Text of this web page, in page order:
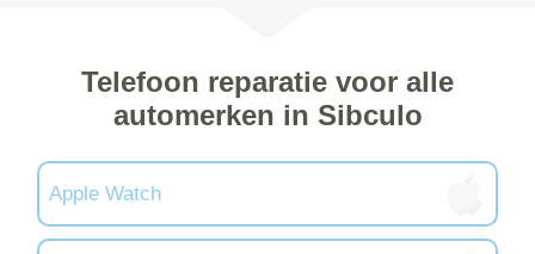
Telefoon reparatie voor alle
automerken in Sibculo
Apple Watch